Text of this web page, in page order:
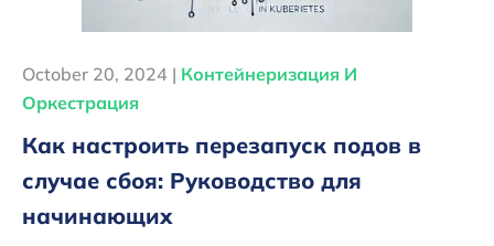
October 20, 2024 | Контейнеризация И
Оркестрация
Как настроить перезапуск подов в
случае сбоя: Руководство для
начинающих